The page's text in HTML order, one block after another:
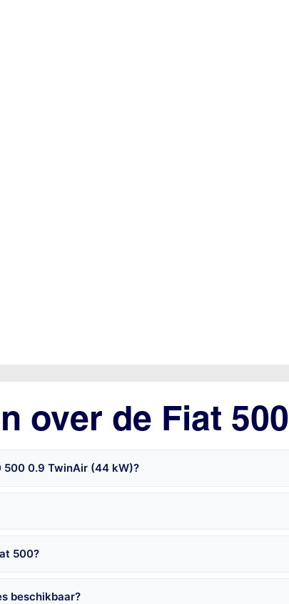
over de Fiat 500
500 0.9 TwinAir (44 kW)?
500?
beschikbaar?